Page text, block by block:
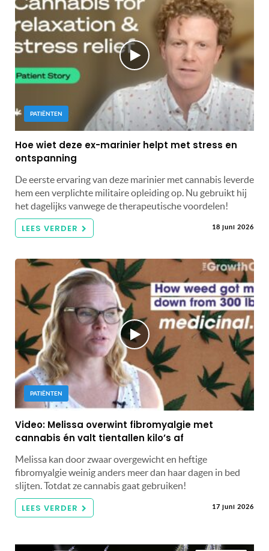
PATIËNTEN
Hoe wiet deze ex-marinier helpt met stress en
ontspanning
De eerste ervaring van deze marinier met cannabis leverde
hem een ​​verplichte militaire opleiding op. Nu gebruikt hij
het dagelijks vanwege de therapeutische voordelen!
LEES VERDER 18 juni 2026
PATIËNTEN
Video: Melissa overwint fibromyalgie met
cannabis én valt tientallen kilo’s af
Melissa kan door zwaar overgewicht en heftige
fibromyalgie weinig anders meer dan haar dagen in bed
slijten. Totdat ze cannabis gaat gebruiken!
LEES VERDER 17 juni 2026